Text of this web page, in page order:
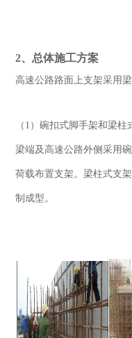
2、总体施工方案
高速公路路面上支架采用
（1）碗扣式脚手架和梁柱
梁端及高速公路外侧采用
荷载布置支架。梁柱式支
制成型。